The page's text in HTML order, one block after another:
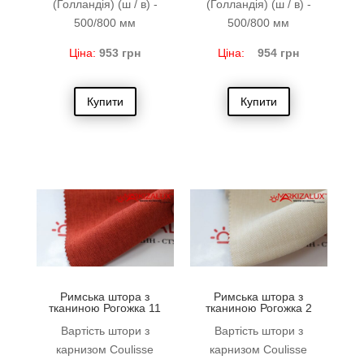
(Голландія) (ш / в) -
500/800 мм
Ціна:953 грн
Купити
(Голландія) (ш / в) -
500/800 мм
Ціна: 954 грн
Купити
Римська штора з
тканиною Рогожка 11
Вартість штори з
карнизом Coulisse
Римська штора з
тканиною Рогожка 2
Вартість штори з
карнизом Coulisse